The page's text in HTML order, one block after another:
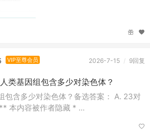
VIP至尊会员 2026-7-15 / 9回复
类基因组包含多少对染色体？
包含多少对染色体？备选答案： A. 23对
本内容被作者隐藏 * ...